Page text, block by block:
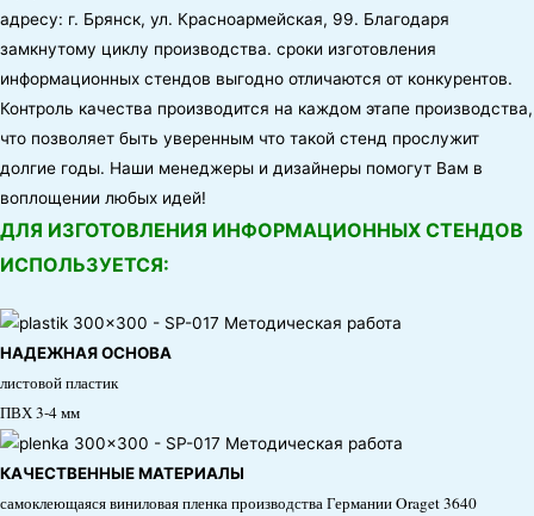
адресу: г. Брянск, ул. Красноармейская, 99. Благодаря
замкнутому циклу производства. сроки изготовления
информационных стендов выгодно отличаются от конкурентов.
Контроль качества производится на каждом этапе производства,
что позволяет быть уверенным что такой стенд прослужит
долгие годы. Наши менеджеры и дизайнеры помогут Вам в
воплощении любых идей!
ДЛЯ ИЗГОТОВЛЕНИЯ ИНФОРМАЦИОННЫХ СТЕНДОВ
ИСПОЛЬЗУЕТСЯ:
НАДЕЖНАЯ ОСНОВА
листовой пластик
ПВХ 3-4 мм
КАЧЕСТВЕННЫЕ МАТЕРИАЛЫ
самоклеющаяся виниловая пленка производства Германии Oraget 3640